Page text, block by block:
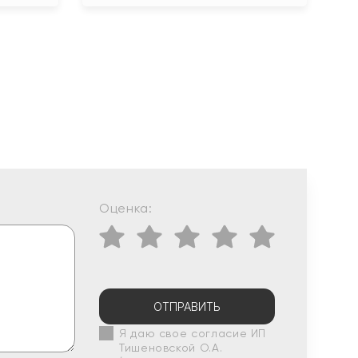
Оценка:
ОТПРАВИТЬ
Я даю свое согласие ИП
Тишеновской О.А.